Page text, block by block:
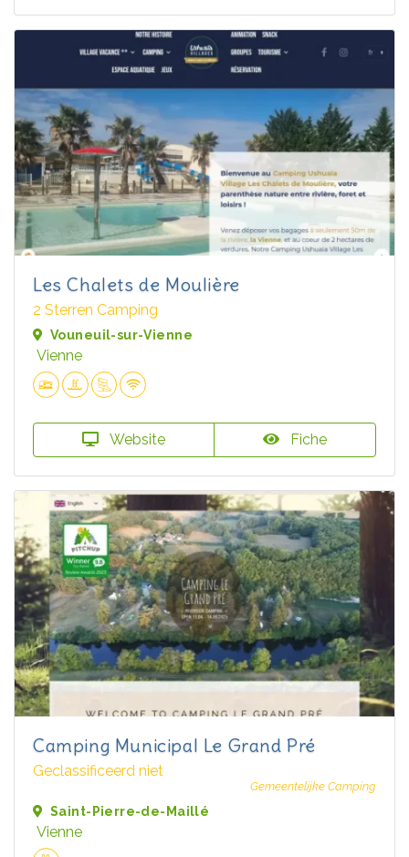
Les Chalets de Moulière
2 Sterren Camping
Vouneuil-sur-Vienne
Vienne
Website Fiche
Camping Municipal Le Grand Pré
Geclassificeerd niet
Gemeentelijke Camping
Saint-Pierre-de-Maillé
Vienne